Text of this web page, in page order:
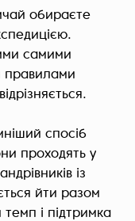
обираєте
самими
правилами
спосіб
проходять у
із
йти разом
темп і підтримка